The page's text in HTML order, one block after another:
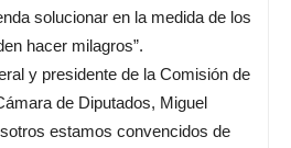
solucionar en la medida de los
hacer milagros”.
y presidente de la Comisión de
de Diputados, Miguel
estamos convencidos de